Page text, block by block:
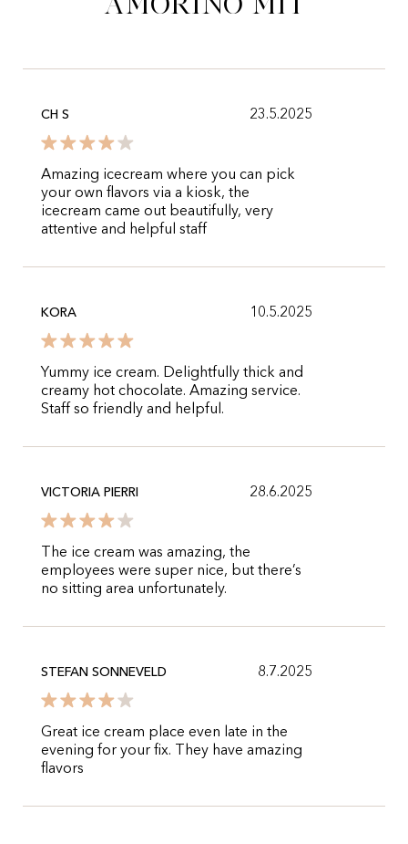
CH S 23.5.2025
Amazing icecream where you can pick
your own flavors via a kiosk, the
icecream came out beautifully, very
attentive and helpful staff
KORA 10.5.2025
Yummy ice cream. Delightfully thick and
creamy hot chocolate. Amazing service.
Staff so friendly and helpful.
VICTORIA PIERRI 28.6.2025
The ice cream was amazing, the
employees were super nice, but there’s
no sitting area unfortunately.
STEFAN SONNEVELD 8.7.2025
Great ice cream place even late in the
evening for your fix. They have amazing
flavors